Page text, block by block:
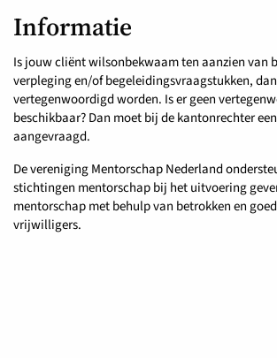
Informatie
Is jouw cliënt wilsonbekwaam ten aanzien van
verpleging en/of begeleidingsvraagstukken,
vertegenwoordigd worden. Is er geen
beschikbaar? Dan moet bij de kantonrechter
aangevraagd.
De vereniging Mentorschap Nederland
stichtingen mentorschap bij het uitvoering
mentorschap met behulp van betrokken en
vrijwilligers.